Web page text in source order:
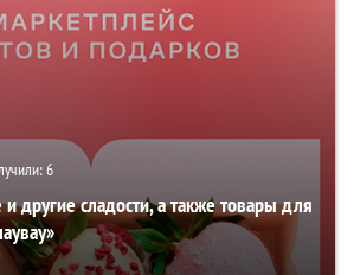
6
другие сладости, а также товары для